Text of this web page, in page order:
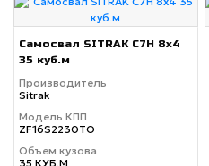
Самосвал SITRAK C7H 8x4
35 куб.м
Производитель
Sitrak
Модель КПП
ZF16S2230TO
Объем кузова
35 КУБ.М